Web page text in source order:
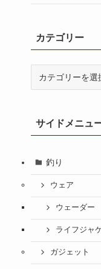
カテゴリー
ーサイドメニュ
釣り
ウェア
ウェーダー
ライフジャ
ガジェット